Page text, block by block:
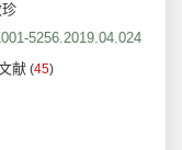
5256.2019.04.024
献 (45)